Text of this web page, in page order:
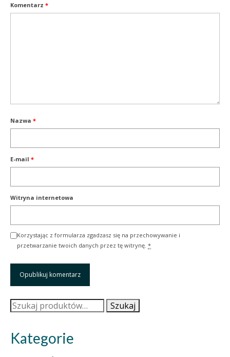
Komentarz *
Nazwa *
E-mail *
Witryna internetowa
Korzystając z formularza zgadzasz się na przechowywanie i
przetwarzanie twoich danych przez tę witrynę. *
Szukaj: Szukaj
Kategorie